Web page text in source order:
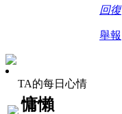
回復
舉報
TA的每日心情
慵懶